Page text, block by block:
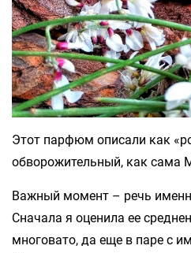
Этот парфюм описали как
обворожительный, как сама
Важный момент – речь
Сначала я оценила ее
многовато, да еще в паре с